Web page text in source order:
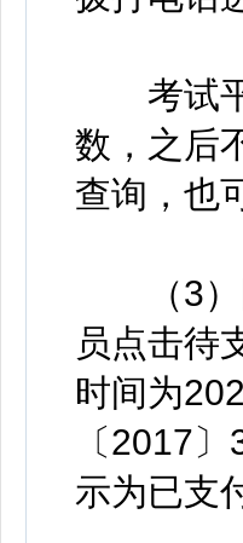
考试平
数，之后
查询，也
（3）网
员点击待
时间为
〔2017
示为已支